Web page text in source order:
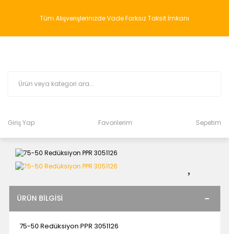
Tüm Alışverişlerinizde Vade Farksız Taksit İmkanı
Giriş Yap Favorilerim Sepetim
ÜRÜN BILGISI
75-50 Redüksiyon PPR 3051126